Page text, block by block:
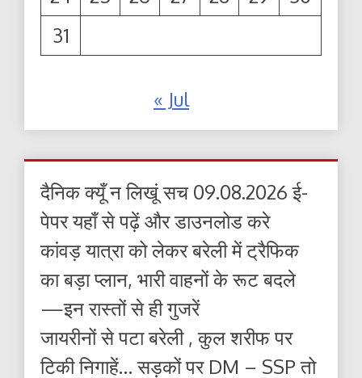
31
« Jul
दैनिक क्यूँ न लिखूं सच 09.08.2026 ई-
पेपर यहाँ से पढ़ें और डाउनलोड करे
कांवड़ यात्रा को लेकर बरेली में ट्रैफिक
का बड़ा प्लान, भारी वाहनों के रूट बदले
—इन रास्तों से ही गुजरें
जायरीनों से पटा बरेली , कुल शरीफ पर
टिकी निगाहें… सड़कों पर DM – SSP तो